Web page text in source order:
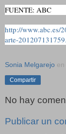
FUENTE: ABC
http://www.abc.es/
arte-
Sonia Melgarejo en
Compartir
No hay
Publicar un